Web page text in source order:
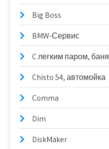
Big Boss
BMW-Сервис
C легким паром, баня
Chisto 54, автомойка
Comma
Dim
DiskMaker